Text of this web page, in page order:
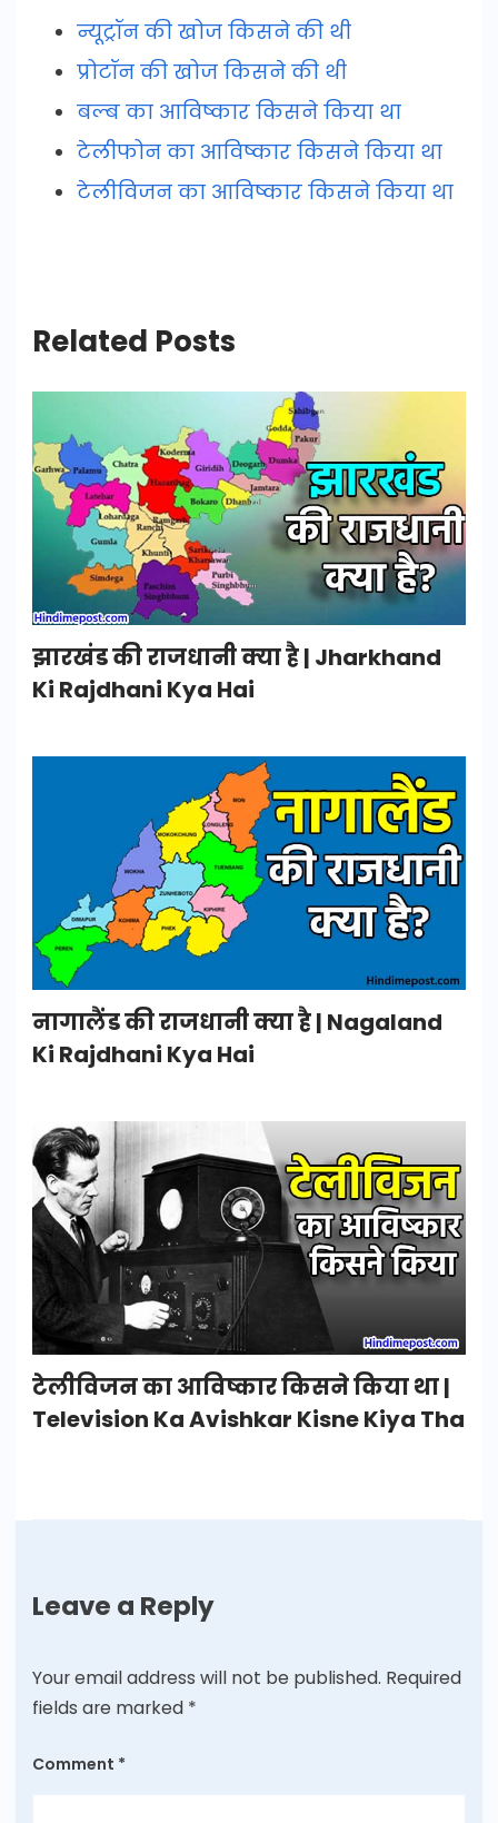
न्यूट्रॉन की खोज किसने की थी
प्रोटॉन की खोज किसने की थी
बल्ब का आविष्कार किसने किया था
टेलीफोन का आविष्कार किसने किया था
टेलीविजन का आविष्कार किसने किया था
Related Posts
झारखंड की राजधानी क्या है | Jharkhand
Ki Rajdhani Kya Hai
नागालैंड की राजधानी क्या है | Nagaland
Ki Rajdhani Kya Hai
टेलीविजन का आविष्कार किसने किया था |
Television Ka Avishkar Kisne Kiya Tha
Leave a Reply
Your email address will not be published. Required
fields are marked *
Comment *